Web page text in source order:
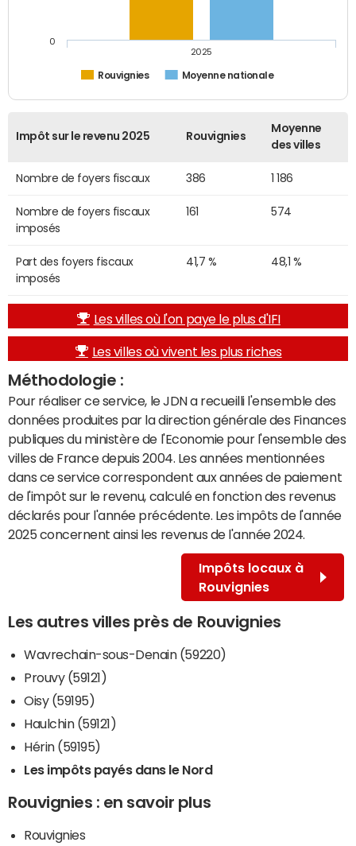
Rouvignies Moyenne nationale
2025
0
Impôt sur le revenu 2025 Rouvignies
Moyenne
des villes
Nombre de foyers fiscaux 386 1 186
Nombre de foyers fiscaux
imposés
161 574
Part des foyers fiscaux
imposés
41,7 % 48,1 %
Les villes où l'on paye le plus d'IFI
Les villes où vivent les plus riches
Méthodologie :
Pour réaliser ce service, le JDN a recueilli l'ensemble des
données produites par la direction générale des Finances
publiques du ministère de l'Economie pour l'ensemble des
villes de France depuis 2004. Les années mentionnées
dans ce service correspondent aux années de paiement
de l'impôt sur le revenu, calculé en fonction des revenus
déclarés pour l'année précédente. Les impôts de l'année
2025 concernent ainsi les revenus de l'année 2024.
Impôts locaux à
Rouvignies
Les autres villes près de Rouvignies
Wavrechain-sous-Denain (59220)
Prouvy (59121)
Oisy (59195)
Haulchin (59121)
Hérin (59195)
Les impôts payés dans le Nord
Rouvignies : en savoir plus
Rouvignies